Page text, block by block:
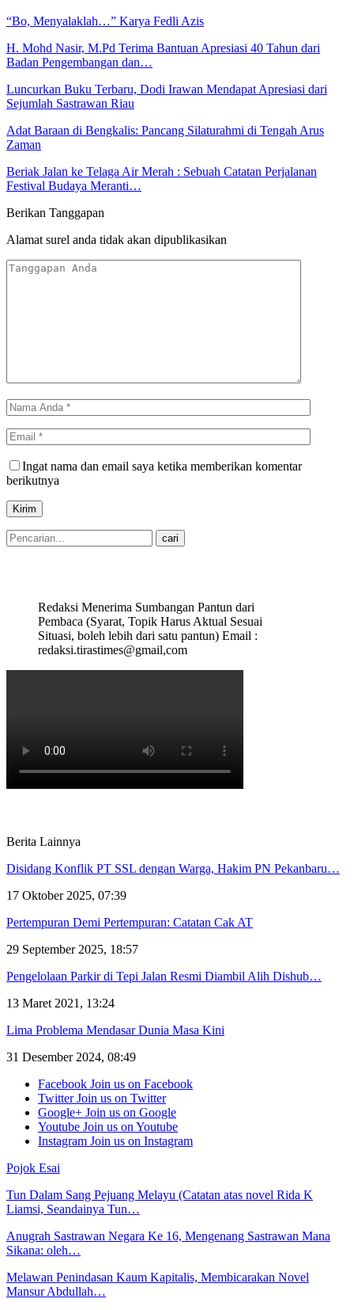
“Bo, Menyalaklah…” Karya Fedli Azis
H. Mohd Nasir, M.Pd Terima Bantuan Apresiasi 40 Tahun dari
Badan Pengembangan dan…
Luncurkan Buku Terbaru, Dodi Irawan Mendapat Apresiasi dari
Sejumlah Sastrawan Riau
Adat Baraan di Bengkalis: Pancang Silaturahmi di Tengah Arus
Zaman
Beriak Jalan ke Telaga Air Merah : Sebuah Catatan Perjalanan
Festival Budaya Meranti…
Berikan Tanggapan
Alamat surel anda tidak akan dipublikasikan
Ingat nama dan email saya ketika memberikan komentar
berikutnya
Redaksi Menerima Sumbangan Pantun dari
Pembaca (Syarat, Topik Harus Aktual Sesuai
Situasi, boleh lebih dari satu pantun) Email :
redaksi.tirastimes@gmail,com
Berita Lainnya
Disidang Konflik PT SSL dengan Warga, Hakim PN Pekanbaru…
17 Oktober 2025, 07:39
Pertempuran Demi Pertempuran: Catatan Cak AT
29 September 2025, 18:57
Pengelolaan Parkir di Tepi Jalan Resmi Diambil Alih Dishub…
13 Maret 2021, 13:24
Lima Problema Mendasar Dunia Masa Kini
31 Desember 2024, 08:49
Facebook Join us on Facebook
Twitter Join us on Twitter
Google+ Join us on Google
Youtube Join us on Youtube
Instagram Join us on Instagram
Pojok Esai
Tun Dalam Sang Pejuang Melayu (Catatan atas novel Rida K
Liamsi, Seandainya Tun…
Anugrah Sastrawan Negara Ke 16, Mengenang Sastrawan Mana
Sikana: oleh…
Melawan Penindasan Kaum Kapitalis, Membicarakan Novel
Mansur Abdullah…